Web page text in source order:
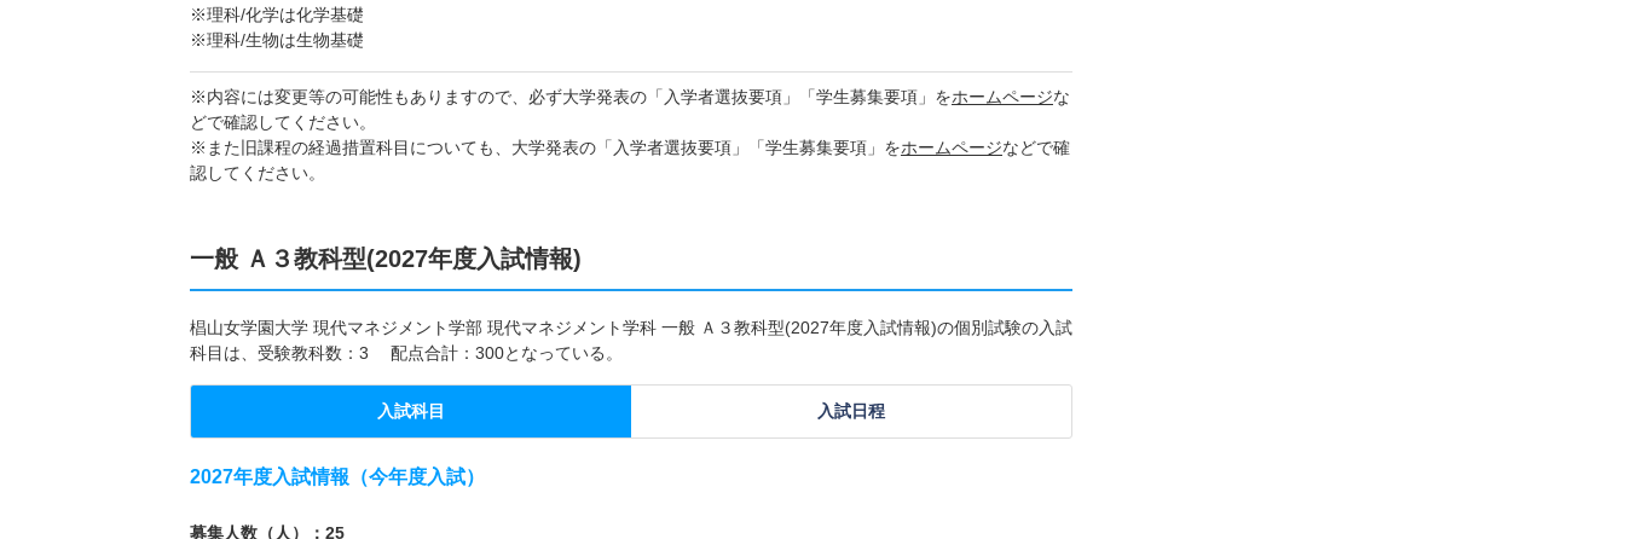
※理科/化学は化学基礎
※理科/生物は生物基礎
※内容には変更等の可能性もありますので、必ず大学発表の「入学者選抜要項」「学生募集要項」をホームページな
どで確認してください。
※また旧課程の経過措置科目についても、大学発表の「入学者選抜要項」「学生募集要項」をホームページなどで確
認してください。
一般 Ａ３教科型(2027年度入試情報)
椙山女学園大学 現代マネジメント学部 現代マネジメント学科 一般 Ａ３教科型(2027年度入試情報)の個別試験の入試
科目は、受験教科数：3 配点合計：300となっている。
入試科目 入試日程
2027年度入試情報（今年度入試）
募集人数（人）：25